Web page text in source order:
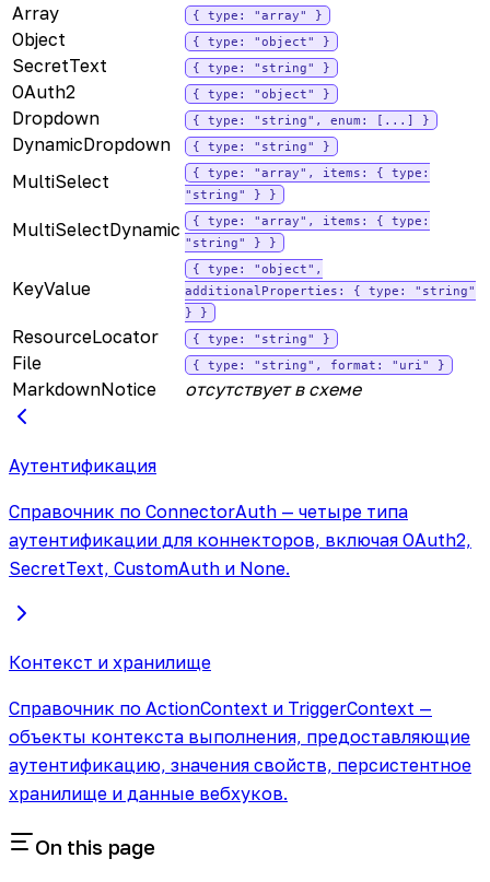
Array { type: "array" }
Object { type: "object" }
SecretText { type: "string" }
OAuth2 { type: "object" }
Dropdown { type: "string", enum: [...] }
DynamicDropdown { type: "string" }
MultiSelect
{ type: "array", items: { type:
"string" } }
MultiSelectDynamic
{ type: "array", items: { type:
"string" } }
KeyValue
{ type: "object",
additionalProperties: { type: "string"
} }
ResourceLocator { type: "string" }
File { type: "string", format: "uri" }
MarkdownNotice отсутствует в схеме
Аутентификация
Справочник по ConnectorAuth — четыре типа
аутентификации для коннекторов, включая OAuth2,
SecretText, CustomAuth и None.
Контекст и хранилище
Справочник по ActionContext и TriggerContext —
объекты контекста выполнения, предоставляющие
аутентификацию, значения свойств, персистентное
хранилище и данные вебхуков.
On this page